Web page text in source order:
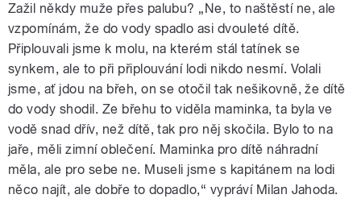
Zažil někdy muže přes palubu? „Ne, to naštěstí ne, ale
vzpomínám, že do vody spadlo asi dvouleté dítě.
Připlouvali jsme k molu, na kterém stál tatínek se
synkem, ale to při připlouvání lodi nikdo nesmí. Volali
jsme, ať jdou na břeh, on se otočil tak nešikovně, že dítě
do vody shodil. Ze břehu to viděla maminka, ta byla ve
vodě snad dřív, než dítě, tak pro něj skočila. Bylo to na
jaře, měli zimní oblečení. Maminka pro dítě náhradní
měla, ale pro sebe ne. Museli jsme s kapitánem na lodi
něco najít, ale dobře to dopadlo,“ vypráví Milan Jahoda.